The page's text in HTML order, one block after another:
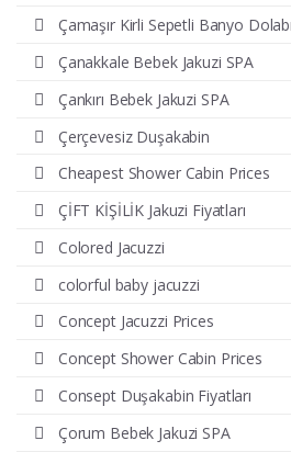
Çamaşır Kirli Sepetli Banyo Dolabı
Çanakkale Bebek Jakuzi SPA
Çankırı Bebek Jakuzi SPA
Çerçevesiz Duşakabin
Cheapest Shower Cabin Prices
ÇİFT KİŞİLİK Jakuzi Fiyatları
Colored Jacuzzi
colorful baby jacuzzi
Concept Jacuzzi Prices
Concept Shower Cabin Prices
Consept Duşakabin Fiyatları
Çorum Bebek Jakuzi SPA